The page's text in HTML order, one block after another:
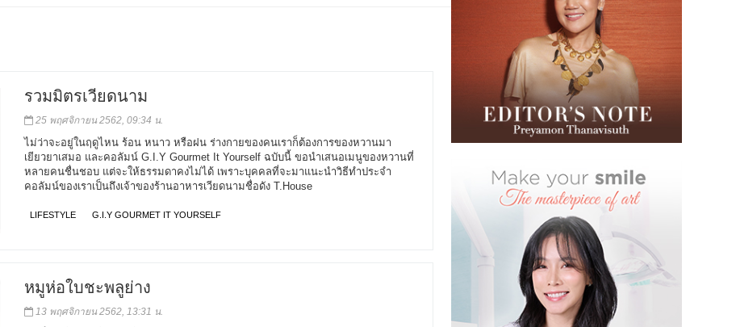
รวมมิตรเวียดนาม
25 พฤศจิกายน 2562, 09:34 น.
ไม่ว่าจะอยู่ในฤดูไหน ร้อน หนาว หรือฝน ร่างกายของคนเราก็ต้องการของหวานมา
เยียวยาเสมอ และคอลัมน์ G.I.Y Gourmet It Yourself ฉบับนี้ ขอนำเสนอเมนูของหวานที่
หลายคนชื่นชอบ แต่จะให้ธรรมดาคงไม่ได้ เพราะบุคคลที่จะมาแนะนำวิธีทำประจำ
คอลัมน์ของเราเป็นถึงเจ้าของร้านอาหารเวียดนามชื่อดัง T.House
LIFESTYLE G.I.Y GOURMET IT YOURSELF
หมูห่อใบชะพลูย่าง
13 พฤศจิกายน 2562, 13:31 น.